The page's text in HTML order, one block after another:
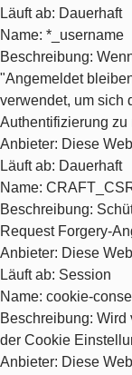
Läuft ab: Dauerhaft
Name: *_username
Beschreibung:
"Angemeldet
verwendet, um sich
Authentifizierung zu
Anbieter: Diese
Läuft ab: Dauerhaft
Name:
Beschreibung:
Request Forgery-
Anbieter: Diese
Läuft ab: Session
Name: cookie-
Beschreibung: Wird
der Cookie
Anbieter: Diese